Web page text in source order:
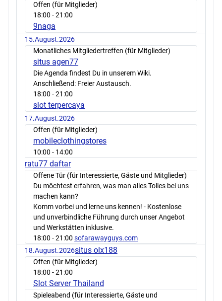
Offen (für Mitglieder)
18:00 - 21:00
9naga
15.August.2026
Monatliches Mitgliedertreffen (für Mitglieder)
situs agen77
Die Agenda findest Du in unserem Wiki.
Anschließend: Freier Austausch.
18:00 - 21:00
slot terpercaya
17.August.2026
Offen (für Mitglieder)
mobileclothingstores
10:00 - 14:00
ratu77 daftar
Offene Tür (für Interessierte, Gäste und Mitglieder)
Du möchtest erfahren, was man alles Tolles bei uns
machen kann?
Komm vorbei und lerne uns kennen! - Kostenlose
und unverbindliche Führung durch unser Angebot
und Werkstätten inklusive.
18:00 - 21:00 sofarawayguys.com
18.August.2026situs olx188
Offen (für Mitglieder)
18:00 - 21:00
Slot Server Thailand
Spieleabend (für Interessierte, Gäste und